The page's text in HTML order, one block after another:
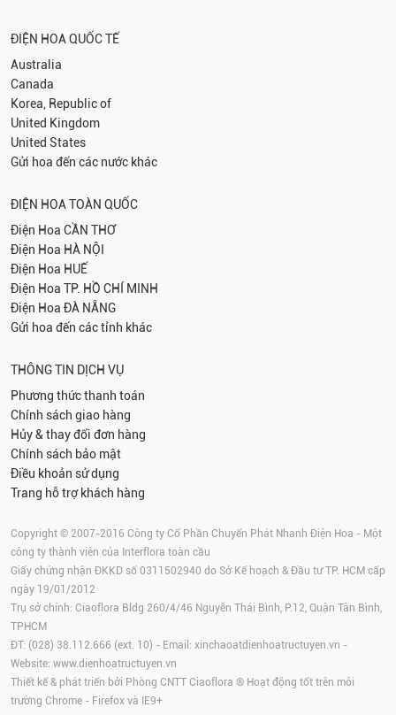
ĐIỆN HOA QUỐC TẾ
Australia
Canada
Korea, Republic of
United Kingdom
United States
Gửi hoa đến các nước khác
ĐIỆN HOA TOÀN QUỐC
Điện Hoa CẦN THƠ
Điện Hoa HÀ NỘI
Điện Hoa HUẾ
Điện Hoa TP. HỒ CHÍ MINH
Điện Hoa ĐÀ NẴNG
Gửi hoa đến các tỉnh khác
THÔNG TIN DỊCH VỤ
Phương thức thanh toán
Chính sách giao hàng
Hủy & thay đổi đơn hàng
Chính sách bảo mật
Điều khoản sử dụng
Trang hỗ trợ khách hàng
Copyright © 2007-2016 Công ty Cổ Phần Chuyển Phát Nhanh Điện Hoa - Một
công ty thành viên của Interflora toàn cầu
Giấy chứng nhận ĐKKD số 0311502940 do Sở Kế hoạch & Đầu tư TP. HCM cấp
ngày 19/01/2012
Trụ sở chính: Ciaoflora Bldg 260/4/46 Nguyễn Thái Bình, P.12, Quận Tân Bình,
TPHCM
ĐT: (028) 38.112.666 (ext. 10) - Email: xinchaoatdienhoatructuyen.vn -
Website: www.dienhoatructuyen.vn
Thiết kế & phát triển bởi Phòng CNTT Ciaoflora ® Hoạt động tốt trên môi
trường Chrome - Firefox và IE9+